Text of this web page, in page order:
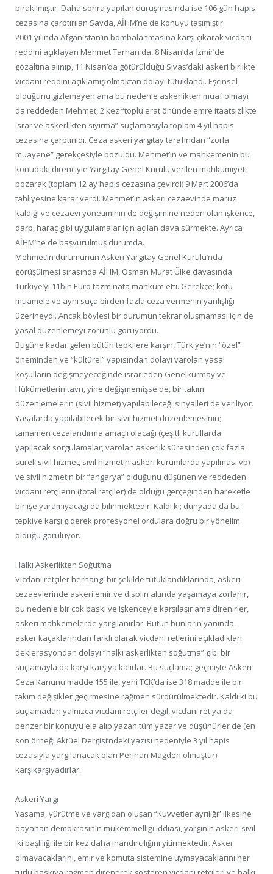
bırakılmıştır. Daha sonra yapılan duruşmasında ise 106 gün hapis
cezasına çarptırılan Savda, AİHM’ne de konuyu taşımıştır.
2001 yılında Afganistan’ın bombalanmasına karşı çıkarak vicdani
reddini açıklayan Mehmet Tarhan da, 8 Nisan’da İzmir’de
gözaltına alınıp, 11 Nisan’da götürüldüğü Sivas’daki askeri birlikte
vicdani reddini açıklamış olmaktan dolayı tutuklandı. Eşcinsel
olduğunu gizlemeyen ama bu nedenle askerlikten muaf olmayı
da reddeden Mehmet, 2 kez “toplu erat önünde emre itaatsizlikte
ısrar ve askerlikten sıyırma” suçlamasıyla toplam 4 yıl hapis
cezasına çarptırıldı. Ceza askeri yargıtay tarafından “zorla
muayene” gerekçesiyle bozuldu. Mehmet’in ve mahkemenin bu
konudaki direnciyle Yargıtay Genel Kurulu verilen mahkumiyeti
bozarak (toplam 12 ay hapis cezasına çevirdi) 9 Mart 2006’da
tahliyesine karar verdi. Mehmet’in askeri cezaevinde maruz
kaldığı ve cezaevi yönetiminin de değişimine neden olan işkence,
darp, haraç gibi uygulamalar için açılan dava sürmekte. Ayrıca
AİHM’ne de başvurulmuş durumda.
Mehmet’in durumunun Askeri Yargıtay Genel Kurulu’nda
görüşülmesi sırasında AİHM, Osman Murat Ülke davasında
Türkiye’yi 11bin Euro tazminata mahkum etti. Gerekçe; kötü
muamele ve aynı suça birden fazla ceza vermenin yanlışlığı
üzerineydi. Ancak böylesi bir durumun tekrar oluşmaması için de
yasal düzenlemeyi zorunlu görüyordu.
Bugüne kadar gelen bütün tepkilere karşın, Türkiye’nin “özel”
öneminden ve “kültürel” yapısından dolayı varolan yasal
koşulların değişmeyeceğinde ısrar eden Genelkurmay ve
Hükümetlerin tavrı, yine değişmemişse de, bir takım
düzenlemelerin (sivil hizmet) yapılabileceği sinyalleri de veriliyor.
Yasalarda yapılabilecek bir sivil hizmet düzenlemesinin;
tamamen cezalandırma amaçlı olacağı (çeşitli kurullarda
yapılacak sorgulamalar, varolan askerlik süresinden çok fazla
süreli sivil hizmet, sivil hizmetin askeri kurumlarda yapılması vb)
ve sivil hizmetin bir “angarya” olduğunu düşünen ve reddeden
vicdani retçilerin (total retçiler) de olduğu gerçeğinden hareketle
bir işe yaramıyacağı da bilinmektedir. Kaldı ki; dünyada da bu
tepkiye karşı giderek profesyonel ordulara doğru bir yönelim
olduğu görülüyor.
Halkı Askerlikten Soğutma
Vicdani retçiler herhangi bir şekilde tutuklandıklarında, askeri
cezaevlerinde askeri emir ve displin altında yaşamaya zorlanır,
bu nedenle bir çok baskı ve işkenceyle karşılaşır ama direnirler,
askeri mahkemelerde yargılanırlar. Bütün bunların yanında,
asker kaçaklarından farklı olarak vicdani retlerini açıkladıkları
deklerasyondan dolayı “halkı askerlikten soğutma” gibi bir
suçlamayla da karşı karşıya kalırlar. Bu suçlama; geçmişte Askeri
Ceza Kanunu madde 155 ile, yeni TCK’da ise 318.madde ile bir
takım değişikler geçirmesine rağmen sürdürülmektedir. Kaldı ki bu
suçlamadan yalnızca vicdani retçiler değil, vicdani ret ya da
benzer bir konuyu ela alıp yazan tüm yazar ve düşünürler de (en
son örneği Aktüel Dergisi’ndeki yazısı nedeniyle 3 yıl hapis
cezasıyla yargılanacak olan Perihan Mağden olmuştur)
karşıkarşıyadırlar.
Askeri Yargı
Yasama, yürütme ve yargıdan oluşan “Kuvvetler ayrılığı” ilkesine
dayanan demokrasinin mükemmelliği iddiası, yargının askeri-sivil
iki başlılığı ile bir kez daha inandırcılığını yitirmektedir. Asker
olmayacaklarını, emir ve komuta sistemine uymayacaklarını her